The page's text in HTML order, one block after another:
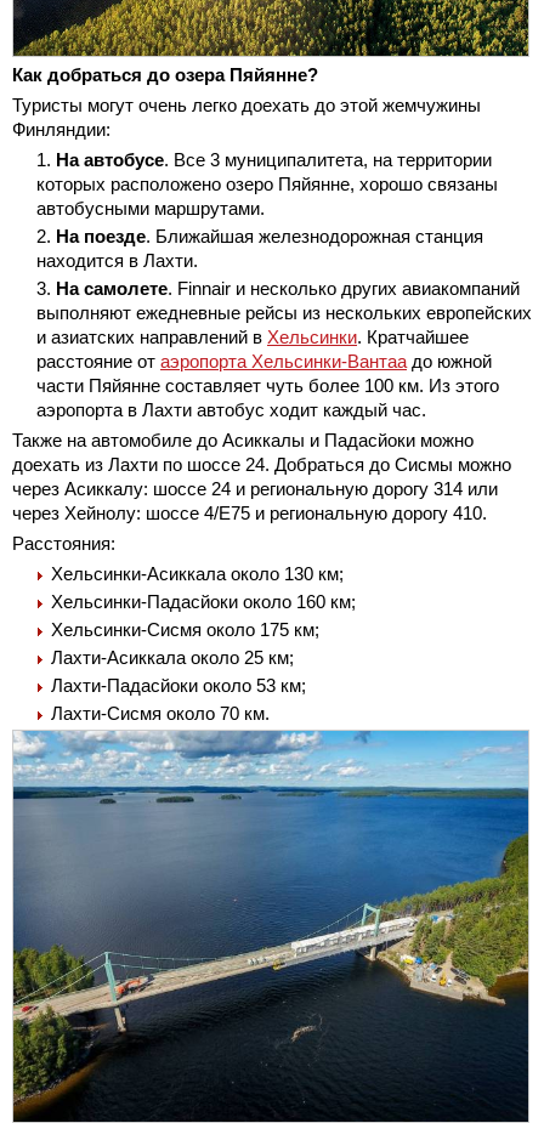
Как добраться до озера Пяйянне?
Туристы могут очень легко доехать до этой жемчужины
Финляндии:
На автобусе. Все 3 муниципалитета, на территории
которых расположено озеро Пяйянне, хорошо связаны
автобусными маршрутами.
На поезде. Ближайшая железнодорожная станция
находится в Лахти.
На самолете. Finnair и несколько других авиакомпаний
выполняют ежедневные рейсы из нескольких европейских
и азиатских направлений в Хельсинки. Кратчайшее
расстояние от аэропорта Хельсинки-Вантаа до южной
части Пяйянне составляет чуть более 100 км. Из этого
аэропорта в Лахти автобус ходит каждый час.
Также на автомобиле до Асиккалы и Падасйоки можно
доехать из Лахти по шоссе 24. Добраться до Сисмы можно
через Асиккалу: шоссе 24 и региональную дорогу 314 или
через Хейнолу: шоссе 4/E75 и региональную дорогу 410.
Расстояния:
Хельсинки-Асиккала около 130 км;
Хельсинки-Падасйоки около 160 км;
Хельсинки-Сисмя около 175 км;
Лахти-Асиккала около 25 км;
Лахти-Падасйоки около 53 км;
Лахти-Сисмя около 70 км.